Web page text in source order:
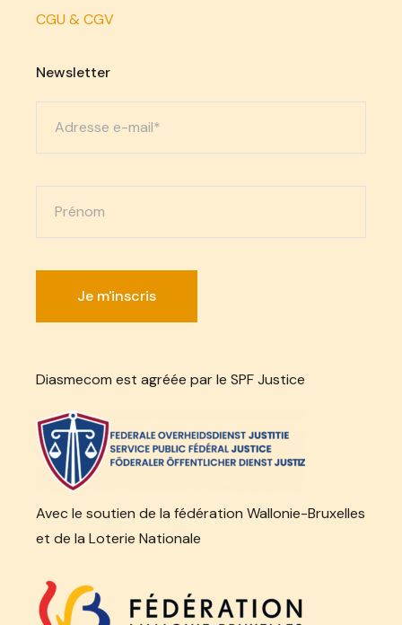
CGU & CGV
Newsletter
Diasmecom est agréée par le SPF Justice
Avec le soutien de la fédération Wallonie-Bruxelles
et de la Loterie Nationale